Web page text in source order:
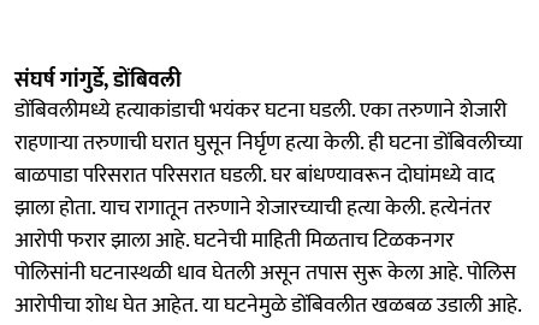
संघर्ष गांगुर्डे, डोंबिवली
डोंबिवलीमध्ये हत्याकांडाची भयंकर घटना घडली. एका तरुणाने शेजारी
राहणाऱ्या तरुणाची घरात घुसून निर्घृण हत्या केली. ही घटना डोंबिवलीच्या
बाळपाडा परिसरात परिसरात घडली. घर बांधण्यावरून दोघांमध्ये वाद
झाला होता. याच रागातून तरुणाने शेजारच्याची हत्या केली. हत्येनंतर
आरोपी फरार झाला आहे. घटनेची माहिती मिळताच टिळकनगर
पोलिसांनी घटनास्थळी धाव घेतली असून तपास सुरू केला आहे. पोलिस
आरोपीचा शोध घेत आहेत. या घटनेमुळे डोंबिवलीत खळबळ उडाली आहे.